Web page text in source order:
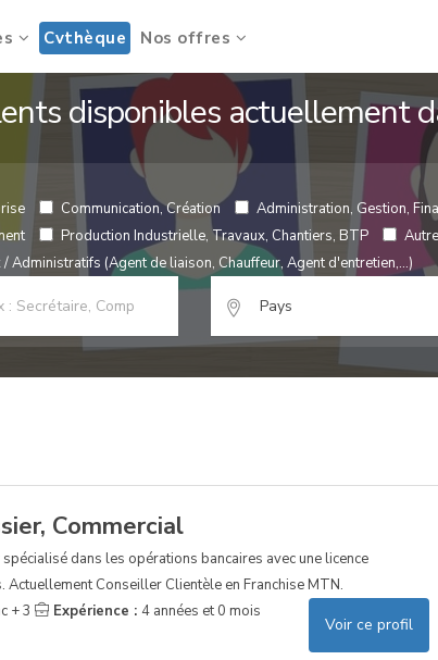
Cvthèque Nos offres
disponibles actuellement
Communication, Création
Administration, Gestion,
Production Industrielle, Travaux, Chantiers, BTP
/ Administratifs (Agent de liaison, Chauffeur, Agent d'entretien,...)
Commercial
dans les opérations bancaires avec une licence
Actuellement Conseiller Clientèle en Franchise MTN.
+ 3 Expérience : 4 années et 0 mois
Voir ce profil